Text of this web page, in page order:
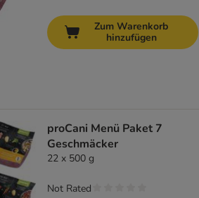
Zum Warenkorb
hinzufügen
proCani Menü Paket 7
Geschmäcker
22 x 500 g
Not Rated